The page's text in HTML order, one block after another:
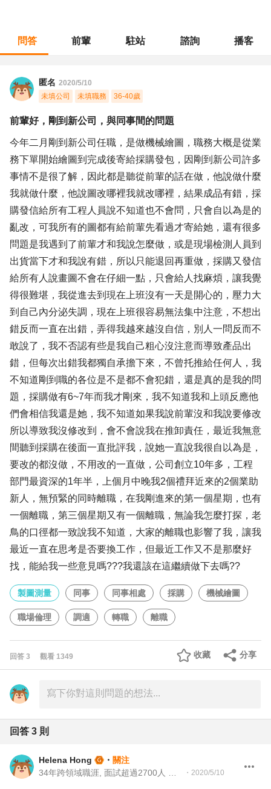
問答 前輩 駐站 諮詢 播客
匿名 2020/5/10
未填公司
未填職務 36-40歲
前輩好，剛到新公司，與同事間的問題
今年二月剛到新公司任職，是做機械繪圖，職務大概是從業
務下單開始繪圖到完成後寄給採購發包，因剛到新公司許多
事情不是很了解，因此都是聽從前輩的話在做，他說做什麼
我就做什麼，他說圖改哪裡我就改哪裡，結果成品有錯，採
購發信給所有工程人員說不知道也不會問，只會自以為是的
亂改，可我所有的圖都有給前輩先看過才寄給她，還有很多
問題是我遇到了前輩才和我說怎麼做，或是現場檢測人員到
出貨當下才和我說有錯，所以只能退回再重做，採購又發信
給所有人說畫圖不會在仔細一點，只會給人找麻煩，讓我覺
得很難堪，我從進去到現在上班沒有一天是開心的，壓力大
到自己內分泌失調，現在上班很容易無法集中注意，不想出
錯反而一直在出錯，弄得我越來越沒自信，別人一問反而不
敢說了，我不否認有些是我自己粗心沒注意而導致產品出
錯，但每次出錯我都獨自承擔下來，不曾托推給任何人，我
不知道剛到職的各位是不是都不會犯錯，還是真的是我的問
題，採購做有6~7年而我才剛來，我不知道我和上頭反應他
們會相信我還是她，我不知道如果我說前輩沒和我說要修改
所以導致我沒修改到，會不會說我在推卸責任，最近我無意
間聽到採購在後面一直批評我，說她一直說我很自以為是，
要改的都沒做，不用改的一直做，公司創立10年多，工程
部門最資深的1年半，上個月中晚我2個禮拜近來的2個業助
新人，無預緊的同時離職，在我剛進來的第一個星期，也有
一個離職，第三個星期又有一個離職，無論我怎麼打探，老
鳥的口徑都一致說我不知道，大家的離職也影響了我，讓我
最近一直在思考是否要換工作，但最近工作又不是那麼好
找，能給我一些意見嗎???我還該在這繼續做下去嗎??
製圖測量 同事 同事相處 採購 機械繪圖
職場倫理 調適 轉職 離職
回答 3 觀看 1349 分享
收藏
回答 3 則
Helena Hong ・ 關注
・ 2020/5/10